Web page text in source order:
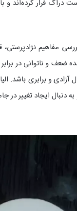
فرار کرده‌اند و
نژادپرستی،
ضعف و ناتوانی در
و برابری باشد.
دنبال ایجاد تغییر در